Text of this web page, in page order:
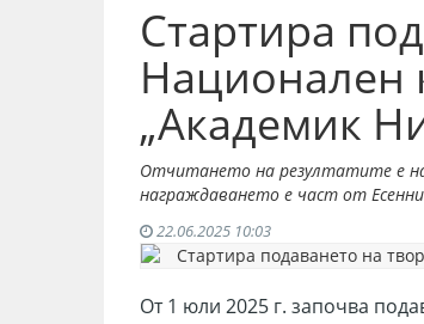
Стартира
Национален
„Академик
Отчитането на резултатите е
награждаването е част от
22.06.2025 10:03
От 1 юли 2025 г. започва